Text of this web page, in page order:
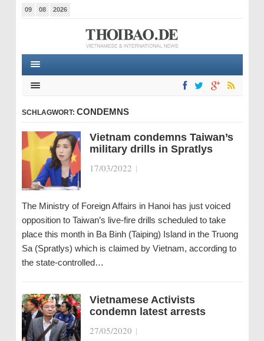
09 08 2026
SCHLAGWORT: CONDEMNS
Vietnam condemns Taiwan’s
military drills in Spratlys
17/03/2022 |
The Ministry of Foreign Affairs in Hanoi has just voiced
opposition to Taiwan’s live-fire drills scheduled to take
place this month in Ba Binh (Taiping) Island in the Truong
Sa (Spratlys) which is claimed by Vietnam, according to
the state-controlled…
Vietnamese Activists
condemn latest arrests
27/05/2020 |